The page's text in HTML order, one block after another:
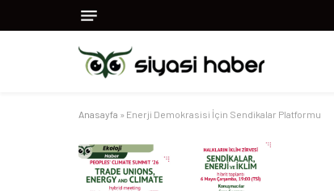
Anasayfa » Enerji Demokrasisi İçin Sendikalar Platformu